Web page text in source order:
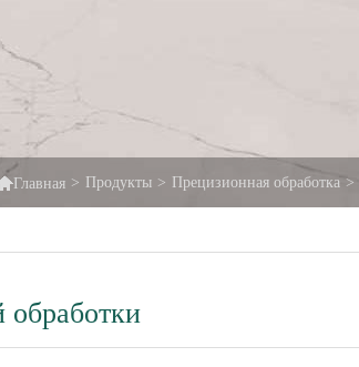
Главная > Продукты > Прецизионная обработка >
обработки